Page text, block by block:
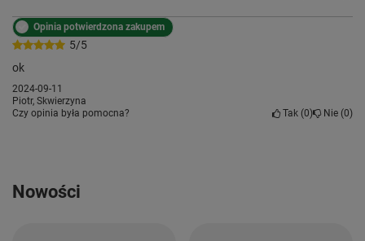
5/5
Opinia potwierdzona zakupem
ok
2024-09-11
Piotr, Skwierzyna
Czy opinia była pomocna?
Tak 0 Nie 0
Nowości